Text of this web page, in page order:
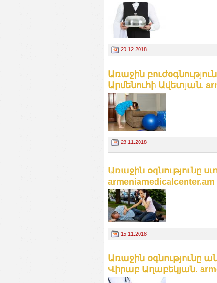
20.12.2018
Առաջին
Արմենուհի Ավետյան.
28.11.2018
Առաջին օգնությունը
armeniamedicalcenter.am
15.11.2018
Առաջին օգնությունը
Վիրաբ Աղաբեկյան.